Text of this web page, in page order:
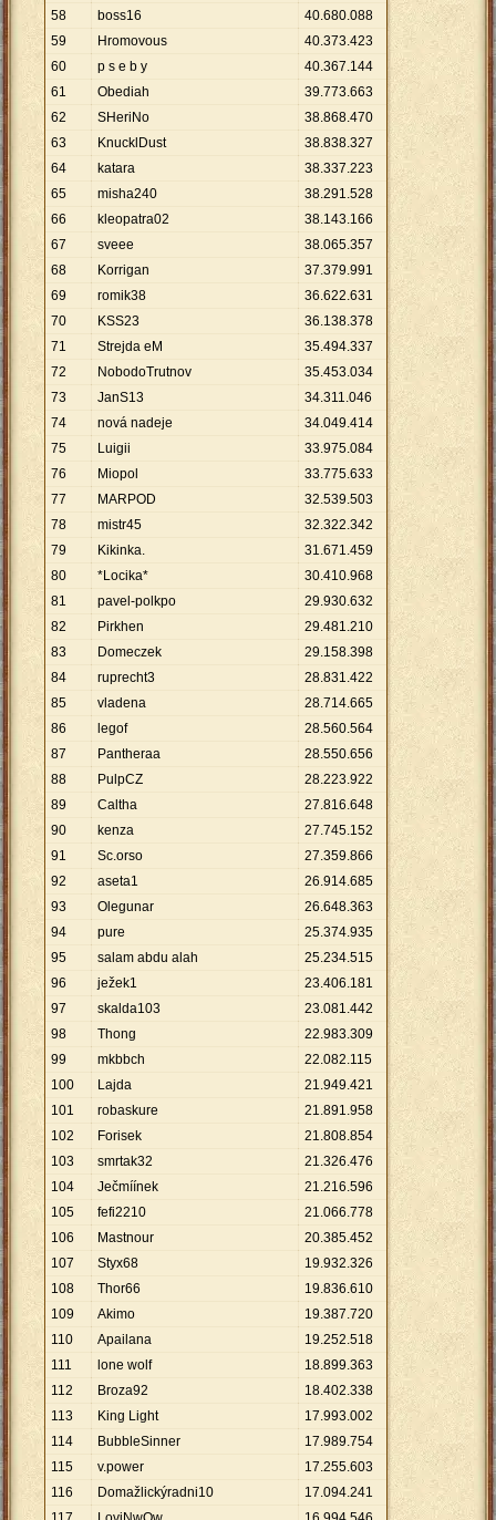
58
boss16 40.680.088
59
Hromovous 40.373.423
60
p s e b y 40.367.144
61
Obediah 39.773.663
62
SHeriNo 38.868.470
63
KnucklDust 38.838.327
64
katara 38.337.223
65
misha240 38.291.528
66
kleopatra02 38.143.166
67
sveee 38.065.357
68
Korrigan 37.379.991
69
romik38 36.622.631
70
KSS23 36.138.378
71
Strejda eM 35.494.337
72
NobodoTrutnov 35.453.034
73
JanS13 34.311.046
74
nová nadeje 34.049.414
75
Luigii 33.975.084
76
Miopol 33.775.633
77
MARPOD 32.539.503
78
mistr45 32.322.342
79
Kikinka. 31.671.459
80
*Locika* 30.410.968
81
pavel-polkpo 29.930.632
82
Pirkhen 29.481.210
83
Domeczek 29.158.398
84
ruprecht3 28.831.422
85
vladena 28.714.665
86
legof 28.560.564
87
Pantheraa 28.550.656
88
PulpCZ 28.223.922
89
Caltha 27.816.648
90
kenza 27.745.152
91
Sc.orso 27.359.866
92
aseta1 26.914.685
93
Olegunar 26.648.363
94
pure 25.374.935
95
salam abdu alah 25.234.515
96
ježek1 23.406.181
97
skalda103 23.081.442
98
Thong 22.983.309
99
mkbbch 22.082.115
100
Lajda 21.949.421
101
robaskure 21.891.958
102
Forisek 21.808.854
103
smrtak32 21.326.476
104
Ječmíínek 21.216.596
105
fefi2210 21.066.778
106
Mastnour 20.385.452
107
Styx68 19.932.326
108
Thor66 19.836.610
109
Akimo 19.387.720
110
Apailana 19.252.518
111
lone wolf 18.899.363
112
Broza92 18.402.338
113
King Light 17.993.002
114
BubbleSinner 17.989.754
115
v.power 17.255.603
116
Domažlickýradni10 17.094.241